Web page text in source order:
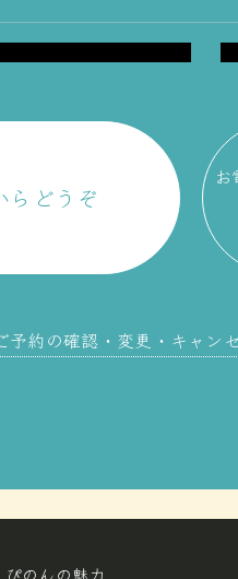
らどうぞ
予約の確認・変更・キャン
ぴのんの魅力